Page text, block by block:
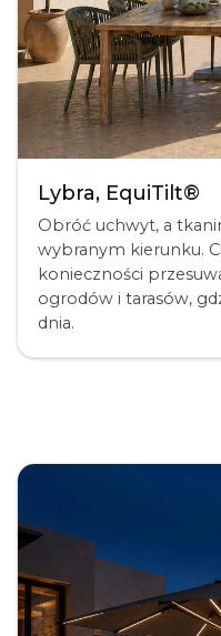
Lybra, EquiTilt®
Obróć uchwyt, a
wybranym kierunku.
konieczności
ogrodów i tarasów,
dnia.